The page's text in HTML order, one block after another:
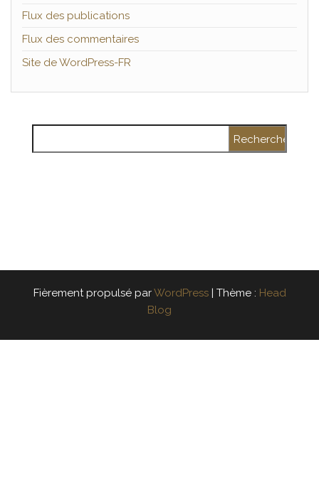
Flux des publications
Flux des commentaires
Site de WordPress-FR
Fièrement propulsé parWordPress | Thème : Head
Blog